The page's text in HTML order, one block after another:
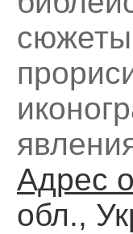
Адрес
обл.,